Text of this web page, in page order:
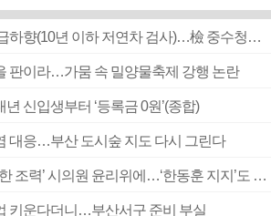
■ 검사 신분 버리고 직급하향(10년 이하 저연차 검사)…檢 중수청행 기피
판이라…가뭄 속 밀양물축제 강행 논란
신입생부터 ‘등록금 0원’(종합)
대응…부산 도시숲 지도 다시 그린다
■ 국힘 부산시당, ‘정이한 조력’ 시의원 윤리위에…‘한동훈 지지’도 신고접수
키운다더니…부산서구 준비 부실